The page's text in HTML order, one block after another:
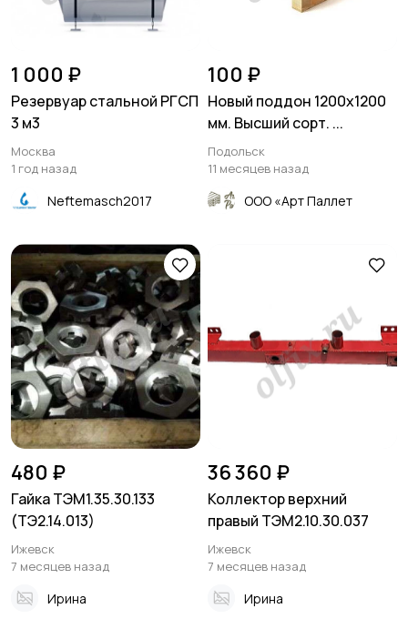
1 000 ₽
Резервуар стальной РГСП
3 м3
Москва
1 год назад
Neftemasch2017
100 ₽
Новый поддон 1200х1200
мм. Высший сорт. ...
Подольск
11 месяцев назад
ООО «Арт Паллет
480 ₽
Гайка ТЭМ1.35.30.133
(ТЭ2.14.013)
Ижевск
7 месяцев назад
Ирина
36 360 ₽
Коллектор верхний
правый ТЭМ2.10.30.037
Ижевск
7 месяцев назад
Ирина